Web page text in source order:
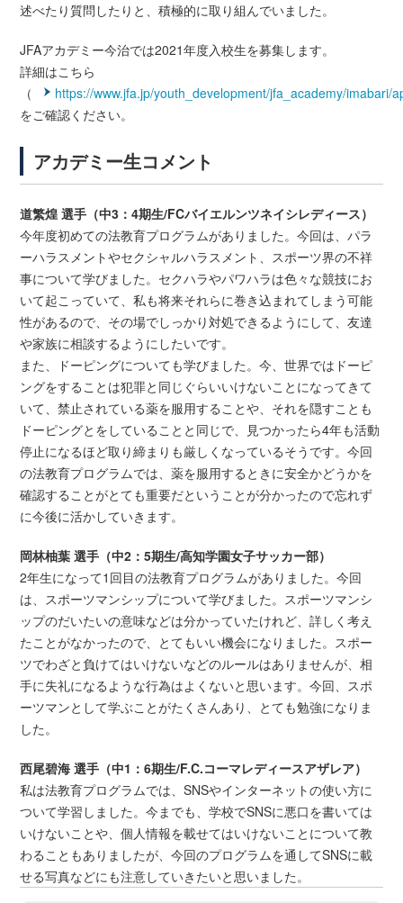
述べたり質問したりと、積極的に取り組んでいました。
JFAアカデミー今治では2021年度入校生を募集します。
詳細はこちら
（
https://www.jfa.jp/youth_development/jfa_academy/imabari/
をご確認ください。
アカデミー生コメント
道繁煌 選手（中3：4期生/FCバイエルンツネイシレディース）
今年度初めての法教育プログラムがありました。今回は、パラ
ーハラスメントやセクシャルハラスメント、スポーツ界の不祥
事について学びました。セクハラやパワハラは色々な競技にお
いて起こっていて、私も将来それらに巻き込まれてしまう可能
性があるので、その場でしっかり対処できるようにして、友達
や家族に相談するようにしたいです。
また、ドーピングについても学びました。今、世界ではドーピ
ングをすることは犯罪と同じぐらいいけないことになってきて
いて、禁止されている薬を服用することや、それを隠すことも
ドーピングとをしていることと同じで、見つかったら4年も活動
停止になるほど取り締まりも厳しくなっているそうです。今回
の法教育プログラムでは、薬を服用するときに安全かどうかを
確認することがとても重要だということが分かったので忘れず
に今後に活かしていきます。
岡林柚葉 選手（中2：5期生/高知学園女子サッカー部）
2年生になって1回目の法教育プログラムがありました。今回
は、スポーツマンシップについて学びました。スポーツマンシ
ップのだいたいの意味などは分かっていたけれど、詳しく考え
たことがなかったので、とてもいい機会になりました。スポー
ツでわざと負けてはいけないなどのルールはありませんが、相
手に失礼になるような行為はよくないと思います。今回、スポ
ーツマンとして学ぶことがたくさんあり、とても勉強になりま
した。
西尾碧海 選手（中1：6期生/F.C.コーマレディースアザレア）
私は法教育プログラムでは、SNSやインターネットの使い方に
ついて学習しました。今までも、学校でSNSに悪口を書いては
いけないことや、個人情報を載せてはいけないことについて教
わることもありましたが、今回のプログラムを通してSNSに載
せる写真などにも注意していきたいと思いました。